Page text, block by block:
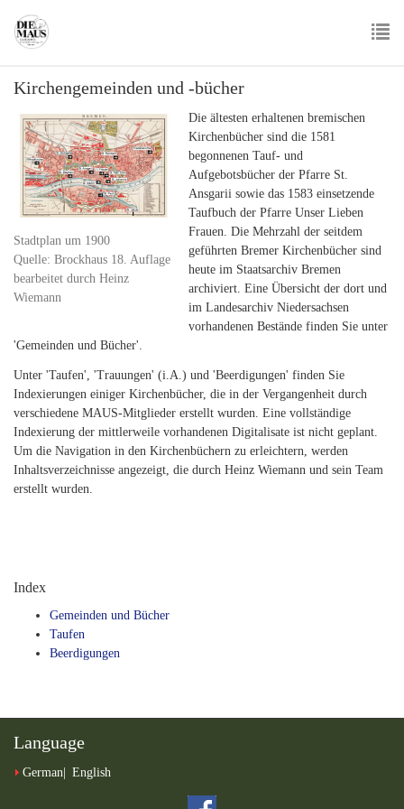
main
Kirchengemeinden und -bücher
Stadtplan um 1900
Quelle: Brockhaus 18. Auflage
bearbeitet durch Heinz
Wiemann
Die ältesten erhaltenen bremischen
Kirchenbücher sind die 1581
begonnenen Tauf- und
Aufgebotsbücher der Pfarre St.
Ansgarii sowie das 1583 einsetzende
Taufbuch der Pfarre Unser Lieben
Frauen. Die Mehrzahl der seitdem
geführten Bremer Kirchenbücher sind
heute im Staatsarchiv Bremen
archiviert. Eine Übersicht der dort und
im Landesarchiv Niedersachsen
vorhandenen Bestände finden Sie unter
'Gemeinden und Bücher'.
Unter 'Taufen', 'Trauungen' (i.A.) und 'Beerdigungen' finden Sie
Indexierungen einiger Kirchenbücher, die in der Vergangenheit durch
verschiedene MAUS-Mitglieder erstellt wurden. Eine vollständige
Indexierung der mittlerweile vorhandenen Digitalisate ist nicht geplant.
Um die Navigation in den Kirchenbüchern zu erleichtern, werden
Inhaltsverzeichnisse angezeigt, die durch Heinz Wiemann und sein Team
erstellt wurden.
Index
Gemeinden und Bücher
Taufen
Beerdigungen
Language
German English